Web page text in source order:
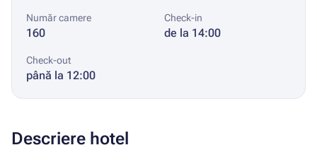
Număr camere
160
Check-in
de la 14:00
Check-out
până la 12:00
Descriere hotel